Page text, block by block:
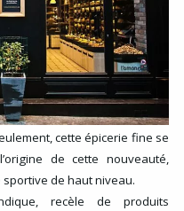
cette épicerie fine se
de cette nouveauté,
de haut niveau.
recèle de produits